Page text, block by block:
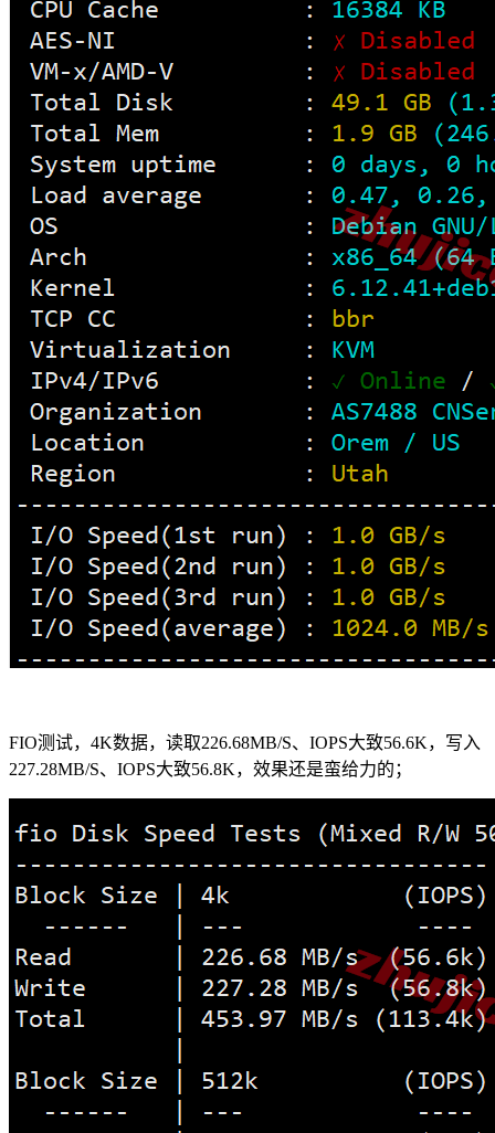
FIO测试，4K数据，读取226.68MB/S、IOPS大致56.6K，写入
227.28MB/S、IOPS大致56.8K，效果还是蛮给力的；